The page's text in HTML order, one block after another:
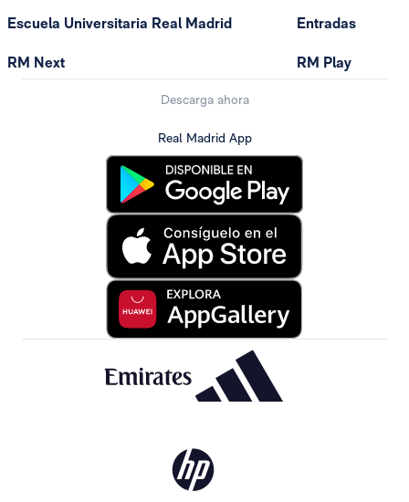
Escuela Universitaria Real Madrid
RM Next
Entradas
RM Play
Descarga ahora
Real Madrid App